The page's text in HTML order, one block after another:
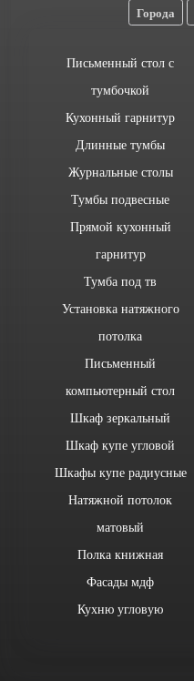
Города
Письменный стол с
тумбочкой
Кухонный гарнитур
Длинные тумбы
Журнальные столы
Тумбы подвесные
Прямой кухонный
гарнитур
Тумба под тв
Установка натяжного
потолка
Письменный
компьютерный стол
Шкаф зеркальный
Шкаф купе угловой
Шкафы купе радиусные
Натяжной потолок
матовый
Полка книжная
Фасады мдф
Кухню угловую